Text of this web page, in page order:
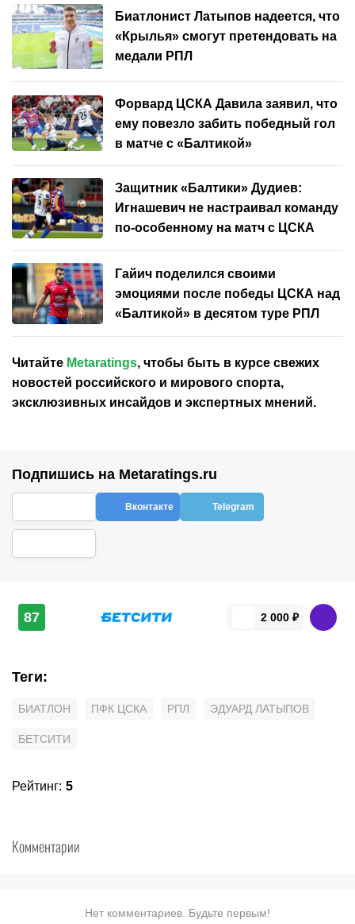
Биатлонист Латыпов надеется, что
«Крылья» смогут претендовать на
медали РПЛ
Форвард ЦСКА Давила заявил, что
ему повезло забить победный гол
в матче с «Балтикой»
Защитник «Балтики» Дудиев:
Игнашевич не настраивал команду
по-особенному на матч с ЦСКА
Гайич поделился своими
эмоциями после победы ЦСКА над
«Балтикой» в десятом туре РПЛ
Читайте Metaratings, чтобы быть в курсе свежих
новостей российского и мирового спорта,
эксклюзивных инсайдов и экспертных мнений.
Подпишись на Metaratings.ru
Вконтакте Telegram
87 2 000 ₽
Теги:
БИАТЛОН ПФК ЦСКА РПЛ ЭДУАРД ЛАТЫПОВ
БЕТСИТИ
Рейтинг: 5
Комментарии
Нет комментариев. Будьте первым!